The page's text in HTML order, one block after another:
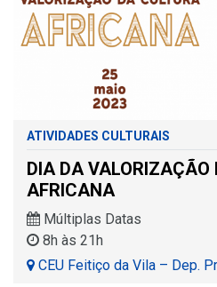
ATIVIDADES CULTURAIS
DIA DA VALORIZAÇÃO
AFRICANA
Múltiplas Datas
8h às 21h
CEU Feitiço da Vila – Dep.